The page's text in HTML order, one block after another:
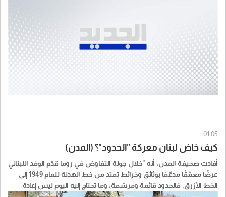
01:05
كيف خاض لبنان معركة "الحدود"؟ (المدن)
أفادت صحيفة المدن، أنه "خلال جولة التفاوض في روما قدّم الوفد اللبناني
عرضًا معمّقًا مدعّمًا بوثائق وخرائط تمتد من خط الهدنة للعام 1949 إلى
الخط الأزرق. فالحدود قائمة ومرسّمة، وما تحتاج إليه اليوم ليس إعادة